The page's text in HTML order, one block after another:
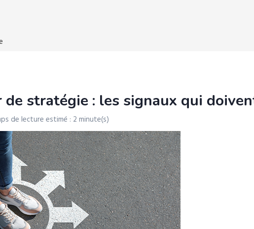
de stratégie : les signaux qui
de lecture estimé : 2 minute(s)